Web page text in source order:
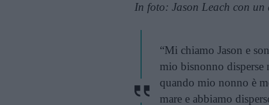
In foto: Jason Leach con
“Mi chiamo Jason e
mio bisnonno disperse
quando mio nonno è
mare e abbiamo